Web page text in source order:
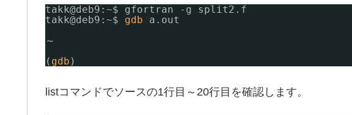
takk@deb9:~$ gfortran -g split2.f
takk@deb9:~$ gdb
a.out
～
( gdb )
listコマンドでソースの1行目～20行目を確認します。